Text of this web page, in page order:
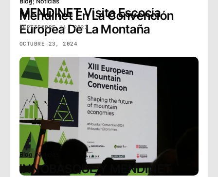
Mendinet En La Convención
Europea De La Montaña
OCTUBRE 23, 2024
MENDINET Visita Escocia
SEPTIEMBRE 14, 2023
Blog , Noticias
INNOBASQUE Y MENDINET